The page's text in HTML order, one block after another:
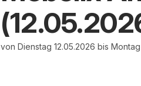
von Dienstag 12.05.2026 bis